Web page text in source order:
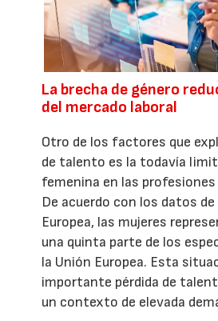
La brecha de género
del mercado laboral
Otro de los factores que
de talento es la todavía
femenina en las
De acuerdo con los datos
Europea, las mujeres
una quinta parte de los
la Unión Europea. Esta
importante pérdida de
un contexto de elevada